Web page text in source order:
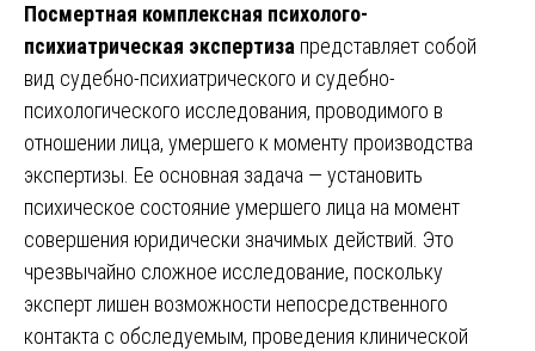
Посмертная комплексная психолого-
психиатрическая экспертиза представляет собой
вид судебно-психиатрического и судебно-
психологического исследования, проводимого в
отношении лица, умершего к моменту производства
экспертизы. Ее основная задача — установить
психическое состояние умершего лица на момент
совершения юридически значимых действий. Это
чрезвычайно сложное исследование, поскольку
эксперт лишен возможности непосредственного
контакта с обследуемым, проведения клинической